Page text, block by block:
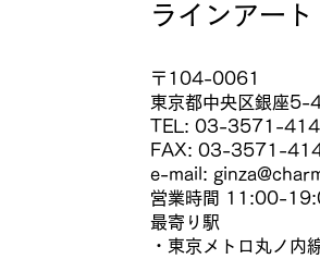
ラインアー
〒104-0061
東京都中央区銀座
TEL: 03-3571-
FAX: 03-3571-
e-mail:
営業時間 11:00-
最寄り駅
・東京メトロ丸ノ内